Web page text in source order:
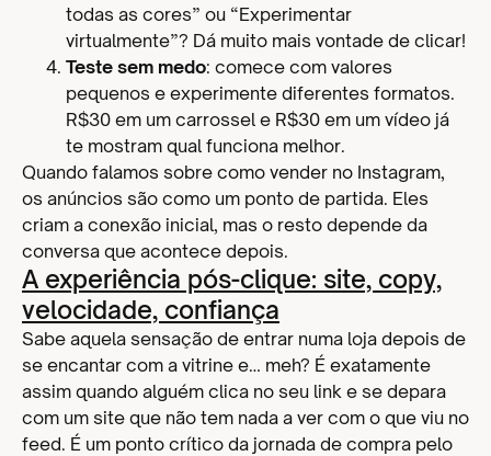
todas as cores” ou “Experimentar
virtualmente”? Dá muito mais vontade de clicar!
Teste sem medo: comece com valores
pequenos e experimente diferentes formatos.
R$30 em um carrossel e R$30 em um vídeo já
te mostram qual funciona melhor.
Quando falamos sobre como vender no Instagram,
os anúncios são como um ponto de partida. Eles
criam a conexão inicial, mas o resto depende da
conversa que acontece depois.
A experiência pós-clique: site, copy,
velocidade, confiança
Sabe aquela sensação de entrar numa loja depois de
se encantar com a vitrine e… meh? É exatamente
assim quando alguém clica no seu link e se depara
com um site que não tem nada a ver com o que viu no
feed. É um ponto crítico da jornada de compra pelo